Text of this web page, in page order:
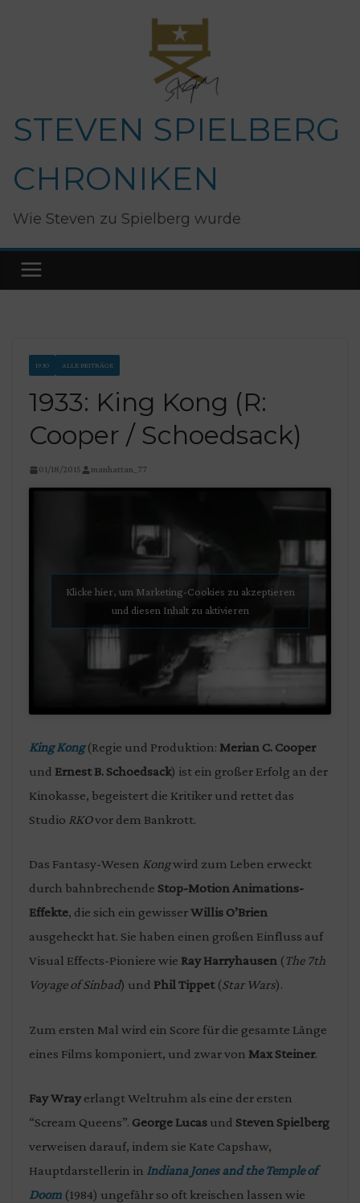
STEVEN SPIELBERG
CHRONIKEN
Wie Steven zu Spielberg wurde
1930 ALLE BEITRÄGE
1933: King Kong (R:
Cooper / Schoedsack)
01/18/2015 manhattan_77
Klicke hier, um Marketing-Cookies zu akzeptieren
und diesen Inhalt zu aktivieren
King Kong(Regie und Produktion: Merian C. Cooper
und Ernest B. Schoedsack) ist ein großer Erfolg an der
Kinokasse, begeistert die Kritiker und rettet das
Studio RKOvor dem Bankrott.
Das Fantasy-Wesen Kongwird zum Leben erweckt
durch bahnbrechende Stop-Motion Animations-
Effekte, die sich ein gewisserWillis O’Brien
ausgeheckt hat. Sie haben einen großen Einfluss auf
Visual Effects-Pioniere wie Ray Harryhausen (The 7th
Voyage of Sinbad) und Phil Tippet(Star Wars).
Zum ersten Mal wird ein Score für die gesamte Länge
eines Films komponiert, und zwar von Max Steiner.
Fay Wray erlangt Weltruhm als eine der ersten
“Scream Queens”. George Lucas und Steven Spielberg
verweisen darauf, indem sie Kate Capshaw,
Hauptdarstellerin in Indiana Jones and the Temple of
Doom (1984) ungefähr so oft kreischen lassen wie